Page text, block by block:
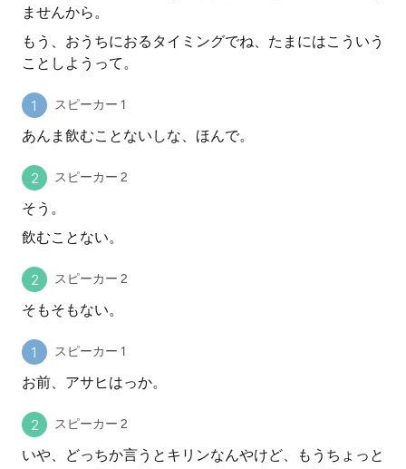
ませんから。
もう、おうちにおるタイミングでね、たまにはこういう
ことしようって。
スピーカー 1
あんま飲むことないしな、ほんで。
スピーカー 2
そう。
飲むことない。
スピーカー 2
そもそもない。
スピーカー 1
お前、アサヒはっか。
スピーカー 2
いや、どっちか言うとキリンなんやけど、もうちょっと